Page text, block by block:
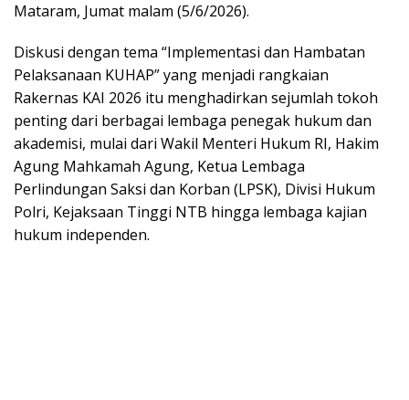
Mataram, Jumat malam (5/6/2026).
Diskusi dengan tema “Implementasi dan Hambatan
Pelaksanaan KUHAP” yang menjadi rangkaian
Rakernas KAI 2026 itu menghadirkan sejumlah tokoh
penting dari berbagai lembaga penegak hukum dan
akademisi, mulai dari Wakil Menteri Hukum RI, Hakim
Agung Mahkamah Agung, Ketua Lembaga
Perlindungan Saksi dan Korban (LPSK), Divisi Hukum
Polri, Kejaksaan Tinggi NTB hingga lembaga kajian
hukum independen.